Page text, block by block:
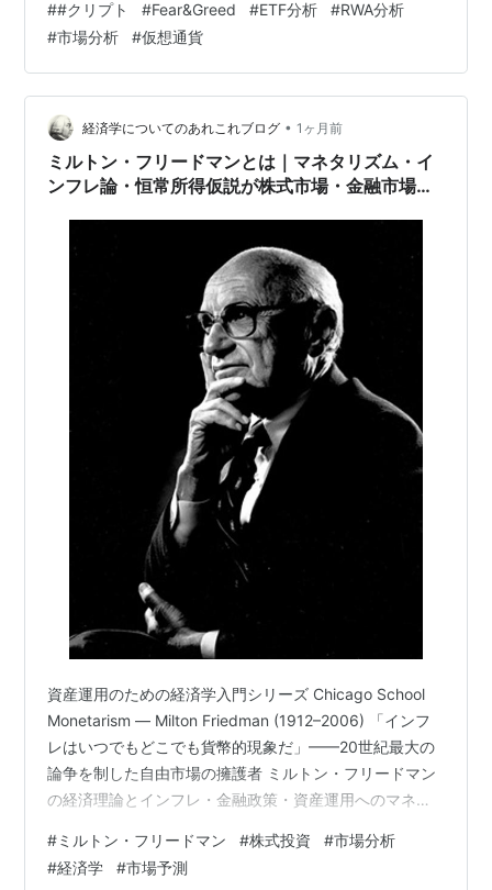
的に検証します。 エグゼクティブ・サマリー 2026年
Q2（4月〜6月）は、「4月の熱狂・5月の反転・6月の冷
却」という三段階のドラマが凝縮された四半期でした。4
月のBTC ETF月次流入…
##クリプト #Fear&Greed #ETF分析 #RWA分析
#市場分析 #仮想通貨
経済学についてのあれこれブログ • 1ヶ月前
ミルトン・フリードマンとは｜マネタリズム・イ
ンフレ論・恒常所得仮説が株式市場・金融市場予
資産運用のための経済学入門シリーズ Chicago School
Monetarism — Milton Friedman (1912–2006) 「インフ
レはいつでもどこでも貨幣的現象だ」——20世紀最大の
論争を制した自由市場の擁護者 ミルトン・フリードマン
の経済理論とインフレ・金融政策・資産運用へのマネタ
半ば、孤独な戦いを続けた経済学者がいました。 シカゴ
大学のミルトン・フリードマン——「政府の介入は経済
#ミルトン・フリードマン #株式投資 #市場分析
#経済学 #市場予測